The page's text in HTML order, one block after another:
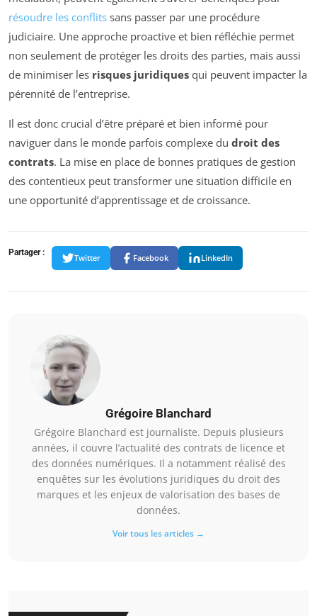
résoudre les conflits sans passer par une procédure
judiciaire. Une approche proactive et bien réfléchie permet
non seulement de protéger les droits des parties, mais aussi
de minimiser les risques juridiques qui peuvent impacter la
pérennité de l’entreprise.
Il est donc crucial d’être préparé et bien informé pour
naviguer dans le monde parfois complexe du droit des
contrats. La mise en place de bonnes pratiques de gestion
des contentieux peut transformer une situation difficile en
une opportunité d’apprentissage et de croissance.
Partager :
Twitter Facebook LinkedIn
Grégoire Blanchard
Grégoire Blanchard est journaliste. Depuis plusieurs
années, il couvre l’actualité des contrats de licence et
des données numériques. Il a notamment réalisé des
enquêtes sur les évolutions juridiques du droit des
marques et les enjeux de valorisation des bases de
données.
Voir tous les articles →